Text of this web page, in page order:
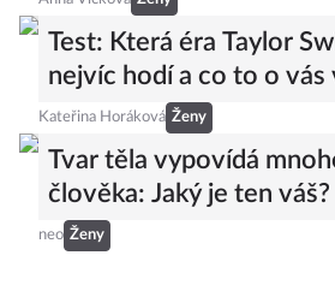
Test: Která éra Taylor
nejvíc hodí a co to o vás
Kateřina Horáková Ženy
Tvar těla vypovídá
člověka: Jaký je ten váš?
neo Ženy